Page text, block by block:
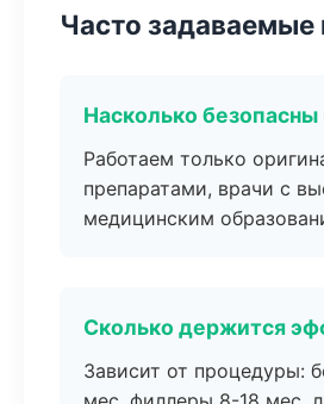
Часто задаваемые
Насколько
Работаем только
препаратами, врачи с
медицинским
Сколько держится
Зависит от процедуры: